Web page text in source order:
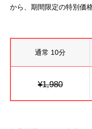
から、期間限定の特別価
通常 10分
¥1,980